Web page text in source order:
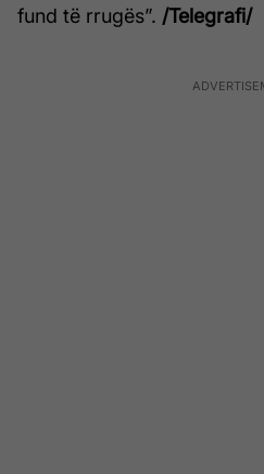
fund të rrugës”. /Telegrafi/